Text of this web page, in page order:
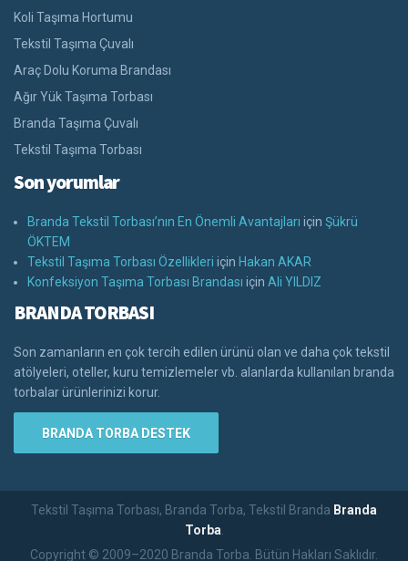
Koli Taşıma Hortumu
Tekstil Taşıma Çuvalı
Araç Dolu Koruma Brandası
Ağır Yük Taşıma Torbası
Branda Taşıma Çuvalı
Tekstil Taşıma Torbası
Son yorumlar
Branda Tekstil Torbası’nın En Önemli Avantajları için Şükrü
ÖKTEM
Tekstil Taşıma Torbası Özellikleri için Hakan AKAR
Konfeksiyon Taşıma Torbası Brandası için Ali YILDIZ
BRANDA TORBASI
Son zamanların en çok tercih edilen ürünü olan ve daha çok tekstil
atölyeleri, oteller, kuru temizlemeler vb. alanlarda kullanılan branda
torbalar ürünlerinizi korur.
BRANDA TORBA DESTEK
Tekstil Taşıma Torbası, Branda Torba, Tekstil Branda Branda
Torba
Copyright © 2009–2020 Branda Torba. Bütün Hakları Saklıdır.